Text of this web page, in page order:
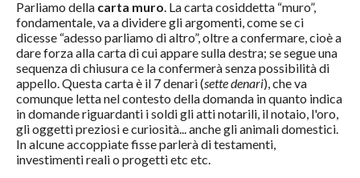
Parliamo della carta muro . La carta cosiddetta “muro”,
fondamentale, va a dividere gli argomenti, come se ci
dicesse “adesso parliamo di altro”, oltre a confermare, cioè a
dare forza alla carta di cui appare sulla destra; se segue una
sequenza di chiusura ce la confermerà senza possibilità di
appello. Questa carta è il 7 denari (sette denari), che va
comunque letta nel contesto della domanda in quanto indica
in domande riguardanti i soldi gli atti notarili, il notaio, l'oro,
gli oggetti preziosi e curiosità... anche gli animali domestici.
In alcune accoppiate fisse parlerà di testamenti,
investimenti reali o progetti etc etc.